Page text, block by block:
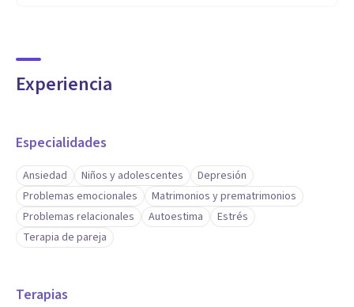
Experiencia
Especialidades
Ansiedad Niños y adolescentes
Depresión
Problemas emocionales
Matrimonios y prematrimonios
Problemas relacionales
Autoestima
Estrés
Terapia de pareja
Terapias